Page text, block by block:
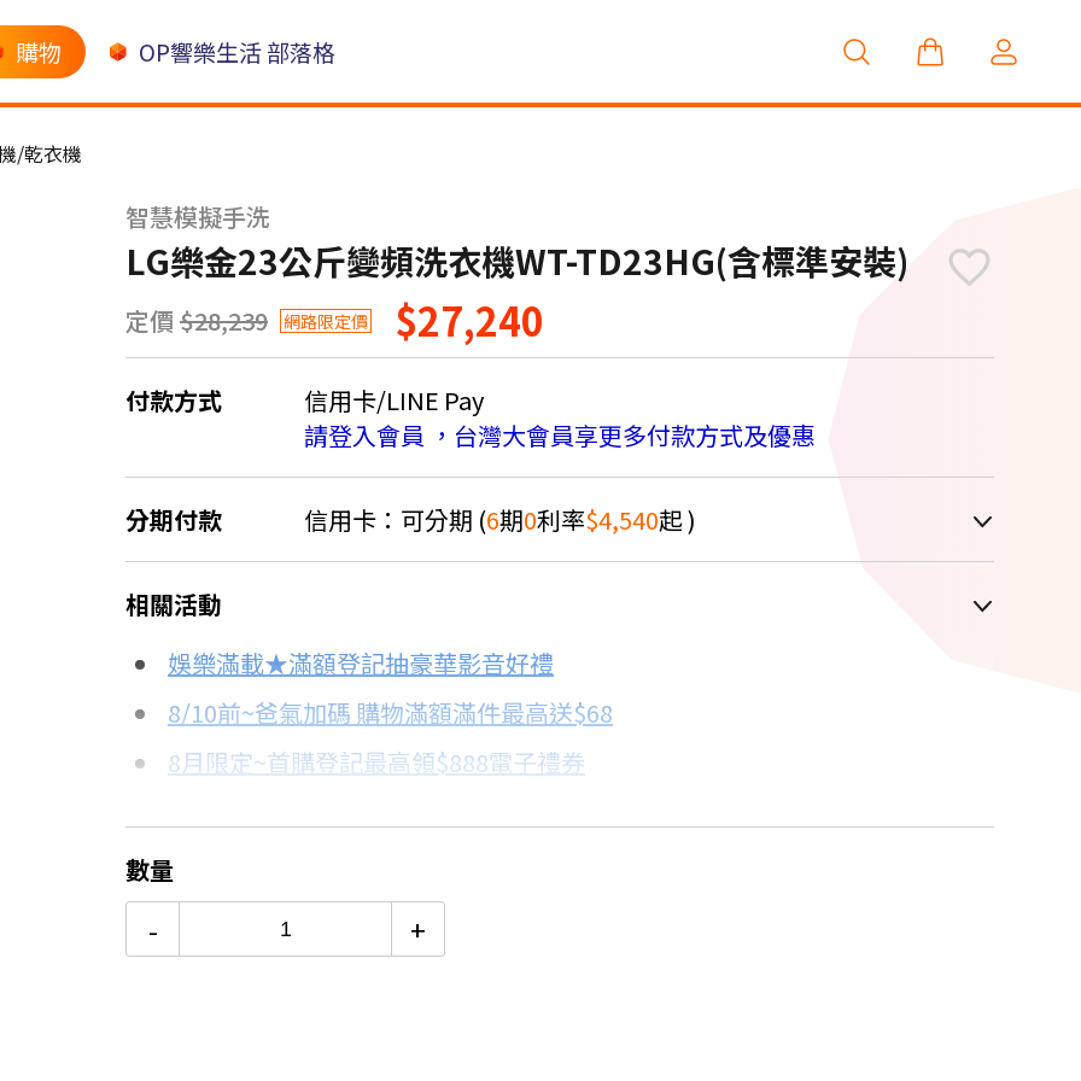
購物 OP響樂生活 部落格
/乾衣機
智慧模擬手洗
LG樂金23公斤變頻洗衣機WT-TD23HG(含標準安裝)
定價 $28,239 網路限定價 $27,240
付款方式
信用卡/LINE Pay
請登入會員 ，台灣大會員享更多付款方式及優惠
分期付款 信用卡：可分期 (6期0利率$4,540起 )
＊實際可分期數、適用利率，請以購物車顯示為主
信用卡分期
分期數
3期 0利率
每期金額
$9,080
$2,428
配合銀行/業者
18家銀行/業者
相關活動
娛樂滿載★滿額登記抽豪華影音好禮
8/10前~爸氣加碼 購物滿額滿件最高送$68
8月限定~首購登記最高領$888電子禮券
更多信用卡分期0利率滿額享回饋
2萬內首選！13-15KG洗衣機評比→點我看達人教你買
數量
- +